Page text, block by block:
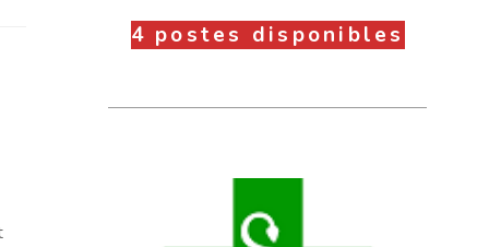
4 postes disponibles